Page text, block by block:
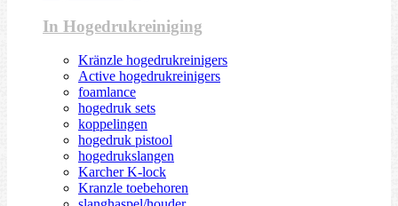
In Hogedrukreiniging
Kränzle hogedrukreinigers
Active hogedrukreinigers
foamlance
hogedruk sets
koppelingen
hogedruk pistool
hogedrukslangen
Karcher K-lock
Kranzle toebehoren